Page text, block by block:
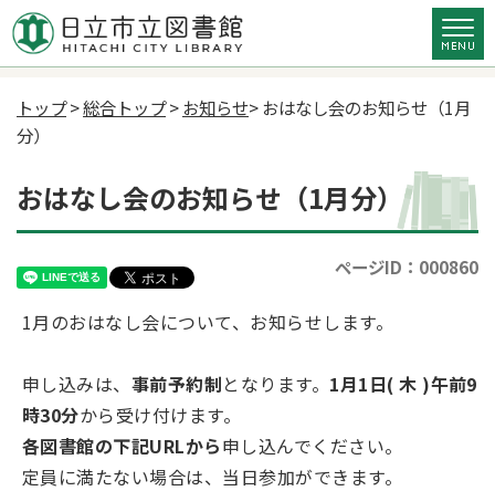
トップ>総合トップ>お知らせ> おはなし会のお知らせ（1月
分）
おはなし会のお知らせ（1月分）
ページID：000860
1月のおはなし会について、お知らせします。
申し込みは、 事前予約制となります。 1月1日( 木 )午前9
時30分から受け付けます。
各図書館の下記URLから申し込んでください。
定員に満たない場合は、当日参加ができます。